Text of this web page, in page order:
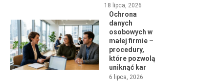
18 lipca, 2026
Ochrona
danych
osobowych w
małej firmie –
procedury,
które pozwolą
uniknąć kar
6 lipca, 2026